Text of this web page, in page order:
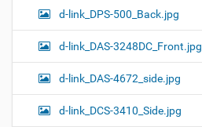
d-link_DPS-500_Back.jpg
d-link_DAS-3248DC_Front.jpg
d-link_DAS-4672_side.jpg
d-link_DCS-3410_Side.jpg